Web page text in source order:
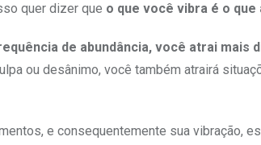
quer dizer que o que você vibra é o que
de abundância, você atrai mais
ou desânimo, você também atrairá
e consequentemente sua vibração,